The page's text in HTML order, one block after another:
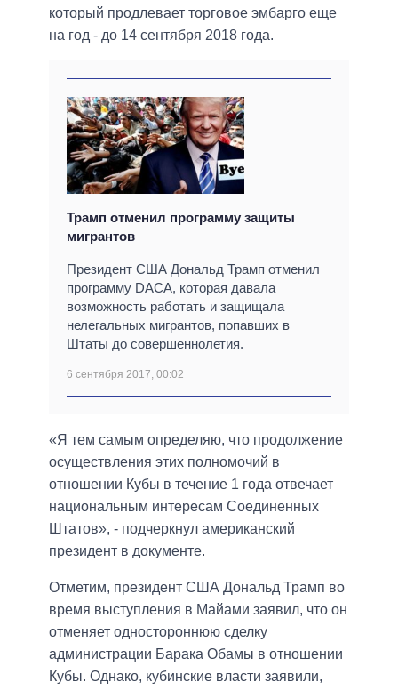
который продлевает торговое эмбарго еще
на год - до 14 сентября 2018 года.
Трамп отменил программу защиты
мигрантов
Президент США Дональд Трамп отменил
программу DACA, которая давала
возможность работать и защищала
нелегальных мигрантов, попавших в
Штаты до совершеннолетия.
6 сентября 2017, 00:02
«Я тем самым определяю, что продолжение
осуществления этих полномочий в
отношении Кубы в течение 1 года отвечает
национальным интересам Соединенных
Штатов», - подчеркнул американский
президент в документе.
Отметим, президент США Дональд Трамп во
время выступления в Майами заявил, что он
отменяет одностороннюю сделку
администрации Барака Обамы в отношении
Кубы. Однако, кубинские власти заявили,